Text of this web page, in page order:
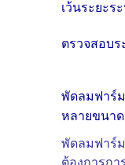
เว้นระยะ
ตรวจสอบร
พัดลมฟาร์ม
หลายขนาด
พัดลมฟาร์
ต้องการก